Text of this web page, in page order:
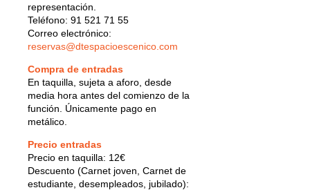
representación.
Teléfono: 91 521 71 55
Correo electrónico:
reservas@dtespacioescenico.com
Compra de entradas
En taquilla, sujeta a aforo, desde
media hora antes del comienzo de la
función. Únicamente pago en
metálico.
Precio entradas
Precio en taquilla: 12€
Descuento (Carnet joven, Carnet de
estudiante, desempleados, jubilado):